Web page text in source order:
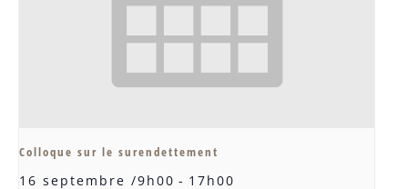
Colloque sur le surendettement
16 septembre /9h00 - 17h00